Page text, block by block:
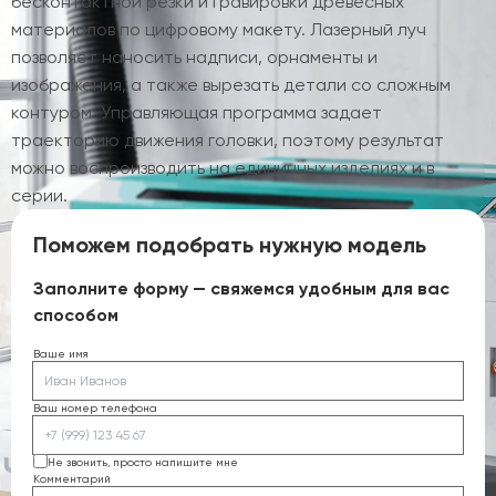
материалов по цифровому макету. Лазерный луч
позволяет наносить надписи, орнаменты и
изображения, а также вырезать детали со сложным
контуром. Управляющая программа задает
траекторию движения головки, поэтому результат
можно воспроизводить на единичных изделиях и в
серии.
Поможем подобрать нужную модель
Заполните форму — свяжемся удобным для вас
способом
Ваше имя
Ваш номер телефона
Не звонить, просто напишите мне
Комментарий